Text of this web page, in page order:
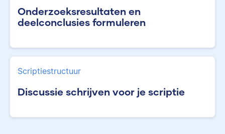
Onderzoeksresultaten en
deelconclusies formuleren
Scriptiestructuur
Discussie schrijven voor je scriptie